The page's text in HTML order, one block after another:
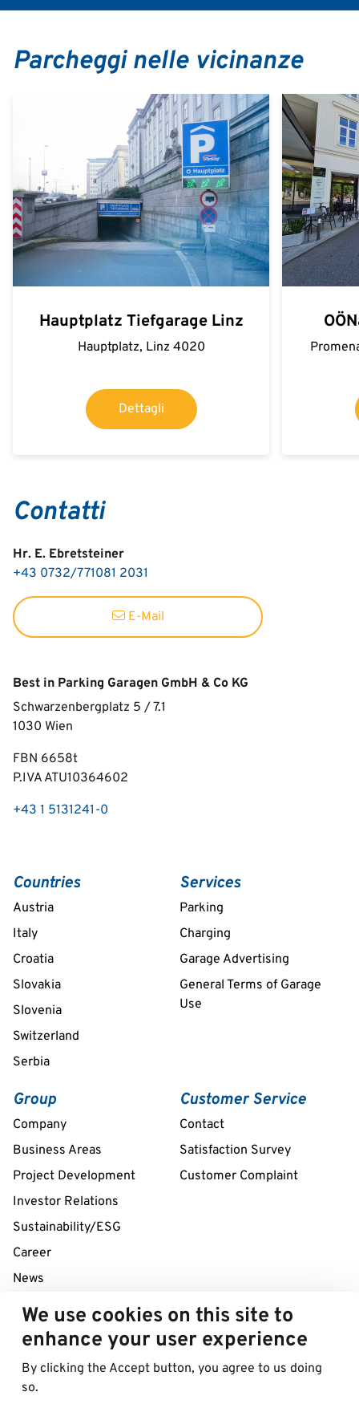
Parcheggi nelle vicinanze
Hauptplatz Tiefgarage Linz
Hauptplatz, Linz 4020
Dettagli
Contatti
Hr. E. Ebretsteiner
+43 0732/771081 2031
E-Mail
Best in Parking Garagen GmbH & Co KG
Schwarzenbergplatz 5 / 7.1
1030 Wien
FBN 6658t
P.IVA ATU10364602
+43 1 5131241-0
Countries
Austria
Italy
Croatia
Slovakia
Slovenia
Switzerland
Serbia
Services
Parking
Charging
Garage Advertising
General Terms of Garage
Use
Group
Company
Business Areas
Project Development
Investor Relations
Sustainability/ESG
Career
News
Customer Service
Contact
Satisfaction Survey
Customer Complaint
24/7 Service Line
+43 1 712 04 38
We use cookies on this site to
enhance your user experience
By clicking the Accept button, you agree to us doing
so.